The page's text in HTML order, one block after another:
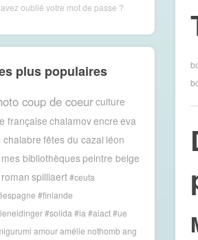
oublié votre mot de passe ?
plus populaires
coup de coeurculture
françaisechalamovencre eva
chalabre fêtes du cazal léon
mes bibliothèquespeintre belge
roman spilliaert #ceuta
#finlande
#solida #ia #aiact #ue
amour amélie nothomb ang